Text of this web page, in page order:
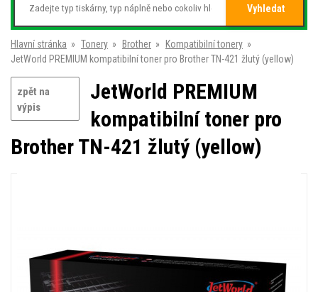
Vyhledat
Hlavní stránka » Tonery » Brother » Kompatibilní tonery »
JetWorld PREMIUM kompatibilní toner pro Brother TN-421 žlutý (yellow)
zpět na
výpis
JetWorld PREMIUM
kompatibilní toner pro
Brother TN-421 žlutý (yellow)